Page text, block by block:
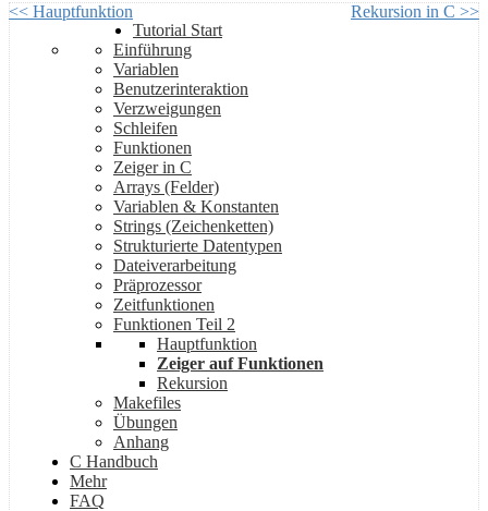
<< Hauptfunktion
Rekursion in C >>
Tutorial Start
Einführung
Variablen
Benutzerinteraktion
Verzweigungen
Schleifen
Funktionen
Zeiger in C
Arrays (Felder)
Variablen & Konstanten
Strings (Zeichenketten)
Strukturierte Datentypen
Dateiverarbeitung
Präprozessor
Zeitfunktionen
Funktionen Teil 2
Hauptfunktion
Zeiger auf Funktionen
Rekursion
Makefiles
Übungen
Anhang
C Handbuch
Mehr
FAQ